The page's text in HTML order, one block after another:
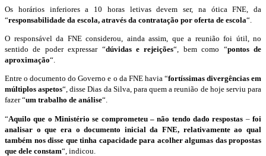
Os horários inferiores a 10 horas letivas devem ser, na ótica FNE, da
“responsabilidade da escola, através da contratação por oferta de escola“.
O responsável da FNE considerou, ainda assim, que a reunião foi útil, no
sentido de poder expressar “dúvidas e rejeições“, bem como “pontos de
aproximação“.
Entre o documento do Governo e o da FNE havia “fortíssimas divergências em
múltiplos aspetos“, disse Dias da Silva, para quem a reunião de hoje serviu para
fazer “um trabalho de análise“.
“Aquilo que o Ministério se comprometeu – não tendo dado respostas –foi
analisar o que era o documento inicial da FNE, relativamente ao qual
também nos disse que tinha capacidade para acolher algumas das propostas
que dele constam“, indicou.